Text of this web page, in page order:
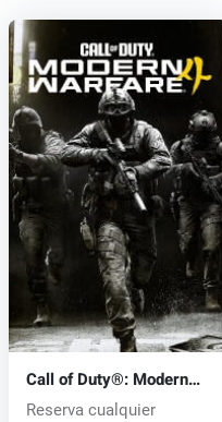
Call of Duty®: Modern
Warfare® 4 (PC) key
Reserva cualquier